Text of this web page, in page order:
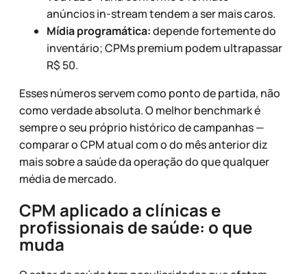
anúncios in-stream tendem a ser mais caros.
Mídia programática:depende fortemente do
inventário; CPMs premium podem ultrapassar
R$ 50.
Esses números servem como ponto de partida, não
como verdade absoluta. O melhor benchmark é
sempre o seu próprio histórico de campanhas —
comparar o CPM atual com o do mês anterior diz
mais sobre a saúde da operação do que qualquer
média de mercado.
CPM aplicado a clínicas e
profissionais de saúde: o que
muda